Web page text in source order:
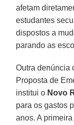
afetam
estudantes
dispostos a
parando as
Outra denúncia
Proposta de
institui o Novo
para os gastos
anos. A